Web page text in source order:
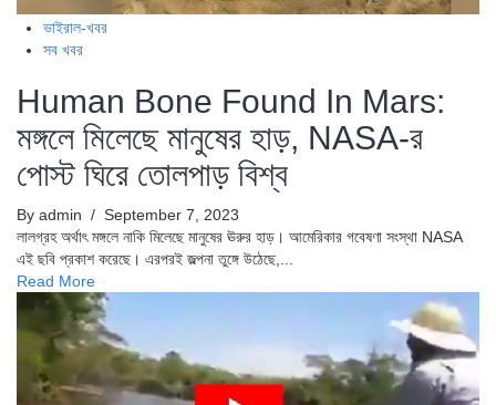
ভাইরাল-খবর
সব খবর
Human Bone Found In Mars:
মঙ্গলে মিলেছে মানুষের হাড়, NASA-র
পোস্ট ঘিরে তোলপাড় বিশ্ব
By admin / September 7, 2023
লালগ্রহ অর্থাৎ মঙ্গলে নাকি মিলেছে মানুষের ঊরুর হাড়। আমেরিকার গবেষণা সংস্থা NASA
এই ছবি প্রকাশ করেছে। এরপরই জল্পনা তুঙ্গে উঠেছে,...
Read More